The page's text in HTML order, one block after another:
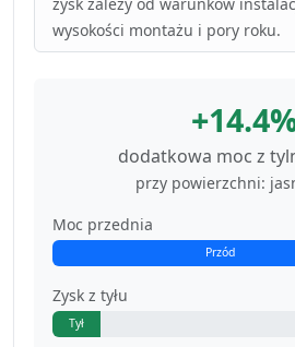
wysokości montażu i pory roku.
dodatkowa moc z
przy powierzchni:
Moc przednia
Przód
Zysk z tyłu
Tył